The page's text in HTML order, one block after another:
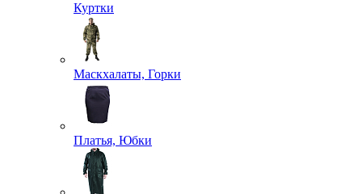
Куртки
Маскхалаты, Горки
Платья, Юбки